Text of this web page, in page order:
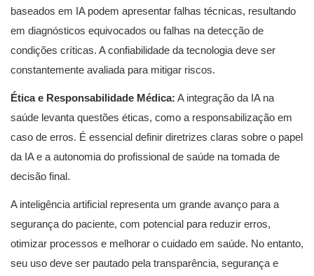
baseados em IA podem apresentar falhas técnicas, resultando
em diagnósticos equivocados ou falhas na detecção de
condições críticas. A confiabilidade da tecnologia deve ser
constantemente avaliada para mitigar riscos.
Ética e Responsabilidade Médica: A integração da IA na
saúde levanta questões éticas, como a responsabilização em
caso de erros. É essencial definir diretrizes claras sobre o papel
da IA e a autonomia do profissional de saúde na tomada de
decisão final.
A inteligência artificial representa um grande avanço para a
segurança do paciente, com potencial para reduzir erros,
otimizar processos e melhorar o cuidado em saúde. No entanto,
seu uso deve ser pautado pela transparência, segurança e